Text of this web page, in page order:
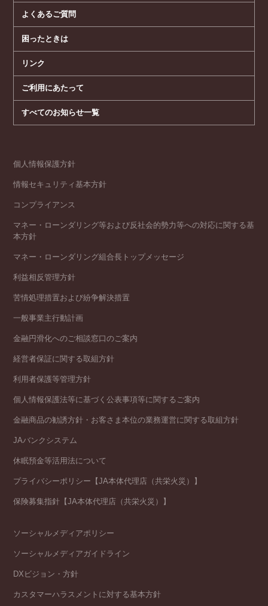
よくあるご質問
困ったときは
リンク
ご利用にあたって
すべてのお知らせ一覧
個人情報保護方針
情報セキュリティ基本方針
コンプライアンス
マネー・ローンダリング等および反社会的勢力等への対応に関する基
本方針
マネー・ローンダリング組合長トップメッセージ
利益相反管理方針
苦情処理措置および紛争解決措置
一般事業主行動計画
金融円滑化へのご相談窓口のご案内
経営者保証に関する取組方針
利用者保護等管理方針
個人情報保護法等に基づく公表事項等に関するご案内
金融商品の勧誘方針・お客さま本位の業務運営に関する取組方針
JAバンクシステム
休眠預金等活用法について
プライバシーポリシー【JA本体代理店（共栄火災）】
保険募集指針【JA本体代理店（共栄火災）】
ソーシャルメディアポリシー
ソーシャルメディアガイドライン
DXビジョン・方針
カスタマーハラスメントに対する基本方針